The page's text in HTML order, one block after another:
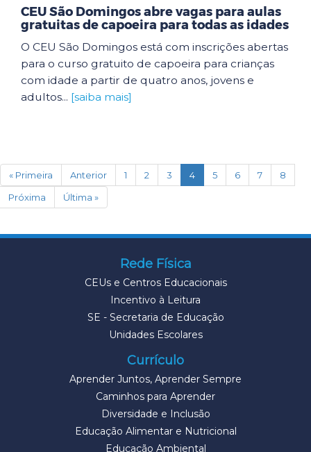
CEU São Domingos abre vagas para aulas
gratuitas de capoeira para todas as idades
O CEU São Domingos está com inscrições abertas
para o curso gratuito de capoeira para crianças
com idade a partir de quatro anos, jovens e
adultos... [saiba mais]
« Primeira Anterior 1 2 3 4(current)
5 6 7
8
Próxima
Última »
Rede Física
CEUs e Centros Educacionais
Incentivo à Leitura
SE - Secretaria de Educação
Unidades Escolares
Currículo
Aprender Juntos, Aprender Sempre
Caminhos para Aprender
Diversidade e Inclusão
Educação Alimentar e Nutricional
Educação Ambiental